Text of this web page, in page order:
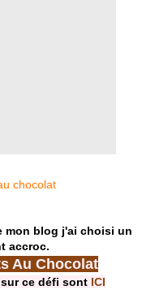
mon blog j'ai choisi un
accroc.
Au Chocolat
défi sont ICI